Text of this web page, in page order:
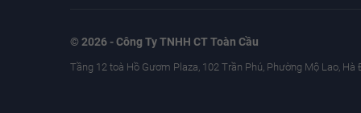
© 2026 - Công Ty TNHH CT Toàn Cầu
Tầng 12 toà Hồ Gươm Plaza, 102 Trần Phú, Phường Mộ Lao, Hà